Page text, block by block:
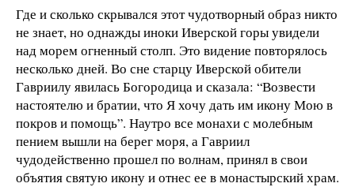
Где и сколько скрывался этот чудотворный образ никто
не знает, но однажды иноки Иверской горы увидели
над морем огненный столп. Это видение повторялось
несколько дней. Во сне старцу Иверской обители
Гавриилу явилась Богородица и сказала: “Возвести
настоятелю и братии, что Я хочу дать им икону Мою в
покров и помощь”. Наутро все монахи с молебным
пением вышли на берег моря, а Гавриил
чудодейственно прошел по волнам, принял в свои
объятия святую икону и отнес ее в монастырский храм.